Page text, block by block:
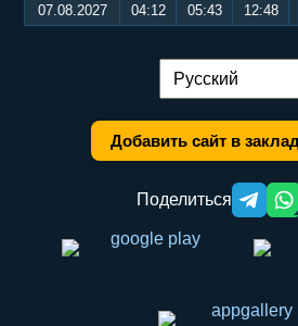
07.08.2027
04:12 05:43 12:48
Переключение
Добавить сайт в
Поделиться